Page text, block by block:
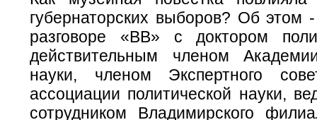
губернаторских выборов? Об этом
разговоре «ВВ» с доктором
действительным членом
науки, членом Экспертного
ассоциации политической науки,
сотрудником Владимирского